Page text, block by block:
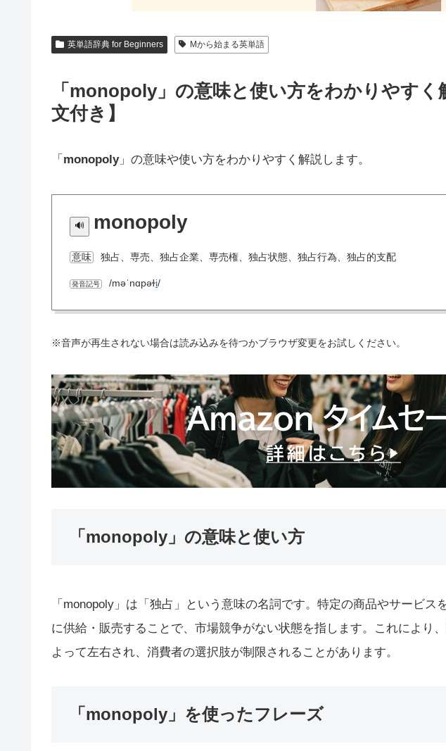
英単語辞典 for Beginners Mから始まる英単語
「monopoly」の意味と使い方をわかりやすく
文付き】
「 monopoly」の意味や使い方をわかりやすく解説します。
monopoly
意味 独占、専売、独占企業、専売権、独占状態、独占行為、独占的支配
発音記号 /məˈnɑpəɫi/
※音声が再生されない場合は読み込みを待つかブラウザ変更をお試しください。
「monopoly」の意味と使い方
「monopoly」は「独占」という意味の名詞です。特定の商品やサービス
に供給・販売することで、市場競争がない状態を指します。これにより
よって左右され、消費者の選択肢が制限されることがあります。
「monopoly」を使ったフレーズ